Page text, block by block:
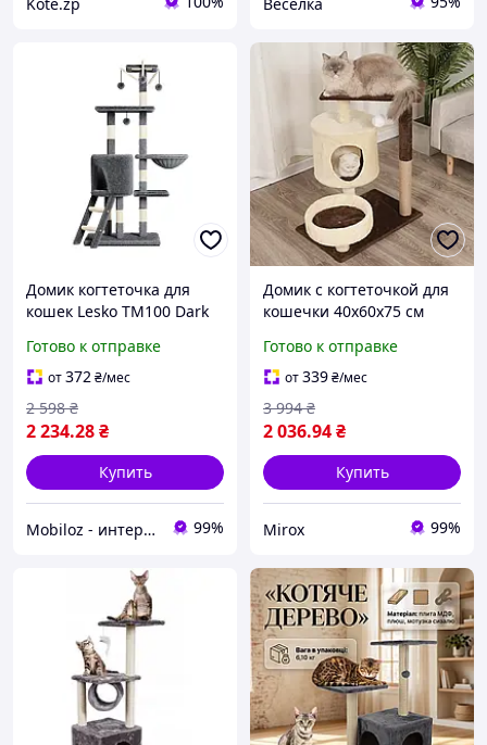
Домик когтеточка для
кошек Lesko TM100 Dark
комплексом 5шт
Готово к отправке
от372₴/мес
2 234.28₴
2 598 ₴
Купить
Mobiloz - интернет-магазин Мобилоз 99%
Домик с когтеточкой для
кошечки 40x60x75 см
Кошачий игровой
комплекс Когтеточки
дряпки для кошек
Готово к отправке
от339₴/мес
2 036.94₴
3 994 ₴
Купить
Mirox 99%